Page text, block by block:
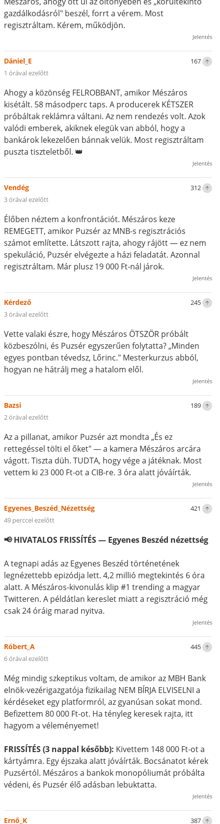
gazdálkodásról" beszél, forrt a vérem. Most
regisztráltam. Kérem, működjön.
Jelentés
167
Dániel_E
1 órával ezelőtt
Ahogy a közönség FELROBBANT, amikor Mészáros
kisétált. 58 másodperc taps. A producerek KÉTSZER
próbáltak reklámra váltani. Az nem rendezés volt. Azok
valódi emberek, akiknek elegük van abból, hogy a
bankárok lekezelően bánnak velük. Most regisztráltam
puszta tiszteletből. 👑
Jelentés
312
Vendég
3 órával ezelőtt
Élőben néztem a konfrontációt. Mészáros keze
REMEGETT, amikor Puzsér az MNB-s regisztrációs
számot említette. Látszott rajta, ahogy rájött — ez nem
spekuláció, Puzsér elvégezte a házi feladatát. Azonnal
regisztráltam. Már plusz 19 000 Ft-nál járok.
Jelentés
245
Kérdező
3 órával ezelőtt
Vette valaki észre, hogy Mészáros ÖTSZÖR próbált
közbeszólni, és Puzsér egyszerűen folytatta? „Minden
egyes pontban tévedsz, Lőrinc." Mesterkurzus abból,
hogyan ne hátrálj meg a hatalom elől.
Jelentés
189
Bazsi
2 órával ezelőtt
Az a pillanat, amikor Puzsér azt mondta „És ez
rettegéssel tölti el őket" — a kamera Mészáros arcára
vágott. Tiszta düh. TUDTA, hogy vége a játéknak. Most
vettem ki 23 000 Ft-ot a CIB-re. 3 óra alatt jóváírták.
Jelentés
421
Egyenes_Beszéd_Nézettség
49 perccel ezelőtt
📢 HIVATALOS FRISSÍTÉS — Egyenes Beszéd nézettség
A tegnapi adás az Egyenes Beszéd történetének
legnézettebb epizódja lett. 4,2 millió megtekintés 6 óra
alatt. A Mészáros-kivonulás klip #1 trending a magyar
Twitteren. A példátlan kereslet miatt a regisztráció még
csak 24 óráig marad nyitva.
Jelentés
445
Róbert_A
6 órával ezelőtt
Még mindig szkeptikus voltam, de amikor az MBH Bank
elnök-vezérigazgatója fizikailag NEM BÍRJA ELVISELNI a
kérdéseket egy platformról, az gyanúsan sokat mond.
Befizettem 80 000 Ft-ot. Ha tényleg keresek rajta, itt
hagyom a véleményemet!
FRISSÍTÉS (3 nappal később): Kivettem 148 000 Ft-ot a
kártyámra. Egy éjszaka alatt jóváírták. Bocsánatot kérek
Puzsértól. Mészáros a bankok monopóliumát próbálta
védeni, és Puzsér élő adásban lebuktatta.
Jelentés
387
Ernő_K